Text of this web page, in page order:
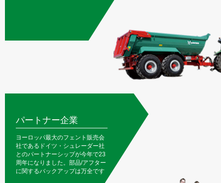
パートナー企業
ヨーロッパ最大のフェント販売会
社であるドイツ・シュレーダー社
とのパートナーシップが今年で23
周年になりました。部品/アフター
に関するバックアップは万全です